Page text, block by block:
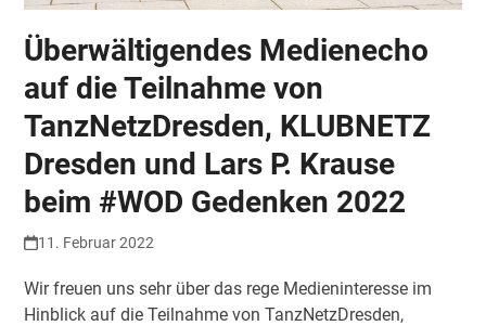
Überwältigendes Medienecho
auf die Teilnahme von
TanzNetzDresden, KLUBNETZ
Dresden und Lars P. Krause
beim #WOD Gedenken 2022
11. Februar 2022
Wir freuen uns sehr über das rege Medieninteresse im
Hinblick auf die Teilnahme von TanzNetzDresden,